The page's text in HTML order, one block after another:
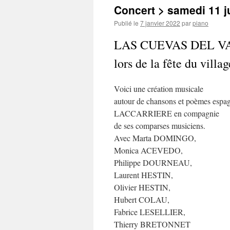
Concert > samedi 11
Publié le 7 janvier 2022 parpiano
LAS CUEVAS DEL
lors de la fête du
Voici une création musicale
autour de chansons et poèmes
LACCARRIERE en compagnie
de ses comparses musiciens.
Avec Marta DOMINGO,
Monica ACEVEDO,
Philippe DOURNEAU,
Laurent HESTIN,
Olivier HESTIN,
Hubert COLAU,
Fabrice LESELLIER,
Thierry BRETONNET